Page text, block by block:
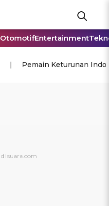
OtomotifEntertainment
Pemain Keturunan